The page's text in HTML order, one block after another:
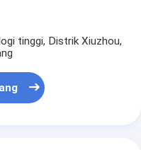
tinggi, Distrik Xiuzhou,